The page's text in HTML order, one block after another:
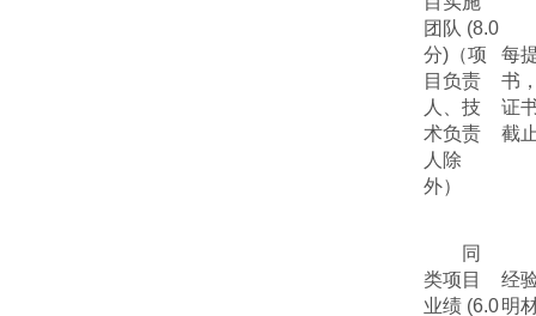
团队 (8.0
分) （项
目负责
人、技
术负责
人除
外）
每
书
证
截
同
类项目
业绩 (6.0
经
明